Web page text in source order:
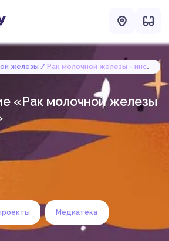
железы Рак молочной железы - инструкции
«Рак молочной железы
Медиатека